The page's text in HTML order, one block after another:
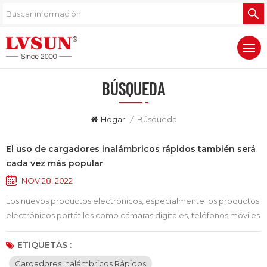
BÚSQUEDA
Hogar / Búsqueda
El uso de cargadores inalámbricos rápidos también será
cada vez más popular
NOV 28, 2022
Los nuevos productos electrónicos, especialmente los productos
electrónicos portátiles como cámaras digitales, teléfonos móviles
y tabletas, se utilizan cada vez más en el trabajo y la vida de las
personas, y los cargadores correspondientes también utilizan
cargadores con cable tradicionales. Sin embargo, la
ETIQUETAS :
Cargadores Inalámbricos Rápidos